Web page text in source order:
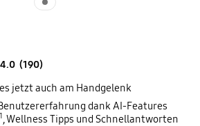
4.0 (190)
jetzt auch am Handgelenk
dank AI-Features
1 , Wellness Tipps und Schnellantworten